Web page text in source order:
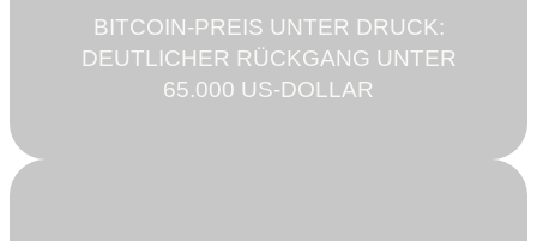
BITCOIN-PREIS UNTER DRUCK:
DEUTLICHER RÜCKGANG UNTER
65.000 US-DOLLAR